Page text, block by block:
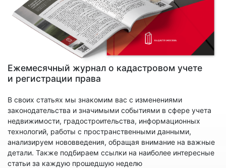
Ежемесячный журнал о кадастровом учете
и регистрации права
В своих статьях мы знакомим вас с изменениями
законодательства и значимыми событиями в сфере учета
недвижимости, градостроительства, информационных
технологий, работы с пространственными данными,
анализируем нововведения, обращая внимание на важные
детали. Также подбираем ссылки на наиболее интересные
статьи за каждую прошедшую неделю